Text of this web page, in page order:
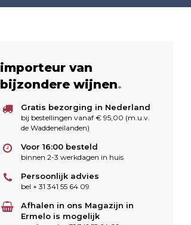
importeur van
bijzondere wijnen.
Gratis bezorging in Nederland
bij bestellingen vanaf € 95,00 (m.u.v.
de Waddeneilanden)
Voor 16:00 besteld
binnen 2-3 werkdagen in huis
Persoonlijk advies
bel + 31 341 55 64 09
Afhalen in ons Magazijn in
Ermelo is mogelijk